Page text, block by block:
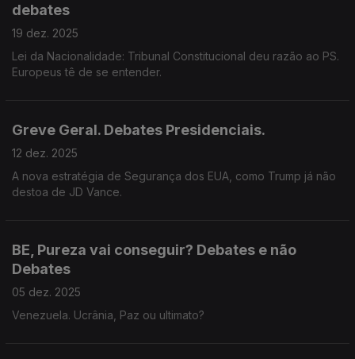
debates
19 dez. 2025
Lei da Nacionalidade: Tribunal Constitucional deu razão ao PS.
Europeus tê de se entender.
Greve Geral. Debates Presidenciais.
12 dez. 2025
A nova estratégia de Segurança dos EUA, como Trump já não
destoa de JD Vance.
BE, Pureza vai conseguir? Debates e não
Debates
05 dez. 2025
Venezuela. Ucrânia, Paz ou ultimato?